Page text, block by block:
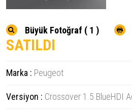
Büyük Fotoğraf ( 1 )
SATILDI
Marka : Peugeot
Versiyon : Crossover 1.5 BlueHDI